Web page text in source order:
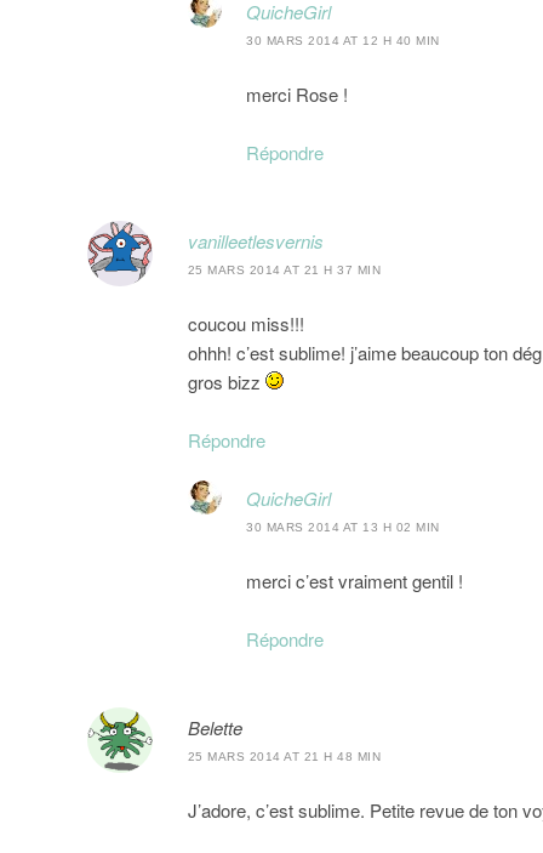
QuicheGirl
30 MARS 2014 AT 12 H 40 MIN
merci Rose !
Répondre
vanilleetlesvernis
25 MARS 2014 AT 21 H 37 MIN
coucou miss!!!
ohhh! c’est sublime! j’aime beaucoup ton
gros bizz
Répondre
QuicheGirl
30 MARS 2014 AT 13 H 02 MIN
merci c’est vraiment gentil !
Répondre
Belette
25 MARS 2014 AT 21 H 48 MIN
J’adore, c’est sublime. Petite revue de ton